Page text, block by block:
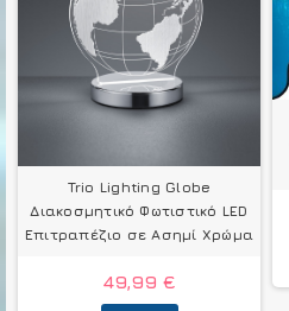
Trio Lighting Globe
Διακοσμητικό Φωτιστικό LED
Επιτραπέζιο σε Ασημί Χρώμα
49,99 €